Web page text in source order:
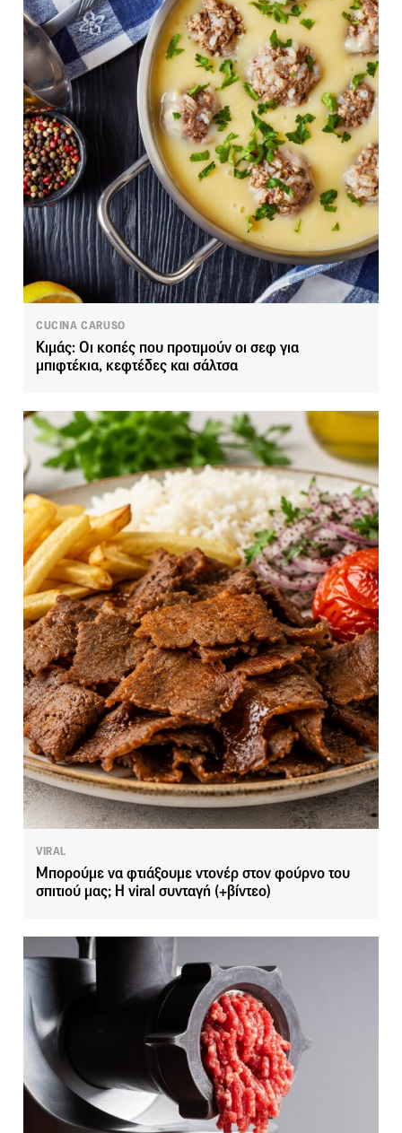
CUCINA CARUSO
Κιμάς: Οι κοπές που προτιμούν οι σεφ για
μπιφτέκια, κεφτέδες και σάλτσα
VIRAL
Μπορούμε να φτιάξουμε ντονέρ στον φούρνο του
σπιτιού μας; Η viral συνταγή (+βίντεο)